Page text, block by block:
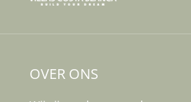
OVER ONS